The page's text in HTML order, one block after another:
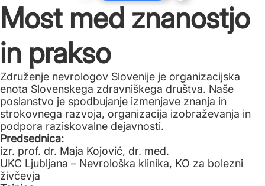
Most med znanostjo
in prakso
Združenje nevrologov Slovenije je organizacijska
enota Slovenskega zdravniškega društva. Naše
poslanstvo je spodbujanje izmenjave znanja in
strokovnega razvoja, organizacija izobraževanja in
podpora raziskovalne dejavnosti.
Predsednica:
izr. prof. dr. Maja Kojović, dr. med.
UKC Ljubljana – Nevrološka klinika, KO za bolezni
živčevja